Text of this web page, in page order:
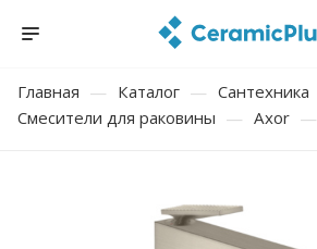
Главная — Каталог — Сантехника
Смесители для раковины — Axor —